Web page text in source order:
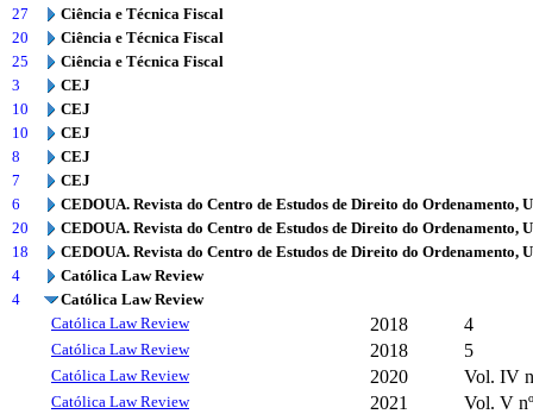
27
Ciência e Técnica Fiscal
20
Ciência e Técnica Fiscal
25
Ciência e Técnica Fiscal
3
CEJ
10
CEJ
10
CEJ
8
CEJ
7
CEJ
6
CEDOUA. Revista do Centro de Estudos de Direito do Ordenamento,
20
CEDOUA. Revista do Centro de Estudos de Direito do Ordenamento,
18
CEDOUA. Revista do Centro de Estudos de Direito do Ordenamento,
4
Católica Law Review
4
Católica Law Review
Católica Law Review
2018 4
Católica Law Review 2018 5
Católica Law Review 2020 Vol. IV
Católica Law Review 2021 Vol. V